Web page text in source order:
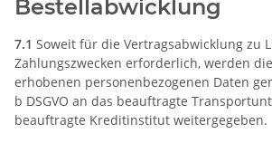
Bestellabwicklung
7.1 Soweit für die Vertragsabwicklung zu
Zahlungszwecken erforderlich, werden
erhobenen personenbezogenen Daten
b DSGVO an das beauftragte
beauftragte Kreditinstitut weitergegeben.